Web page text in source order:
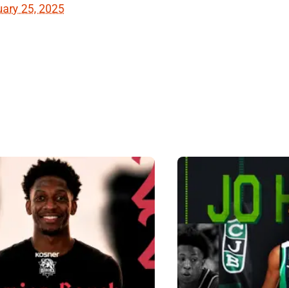
25, 2025